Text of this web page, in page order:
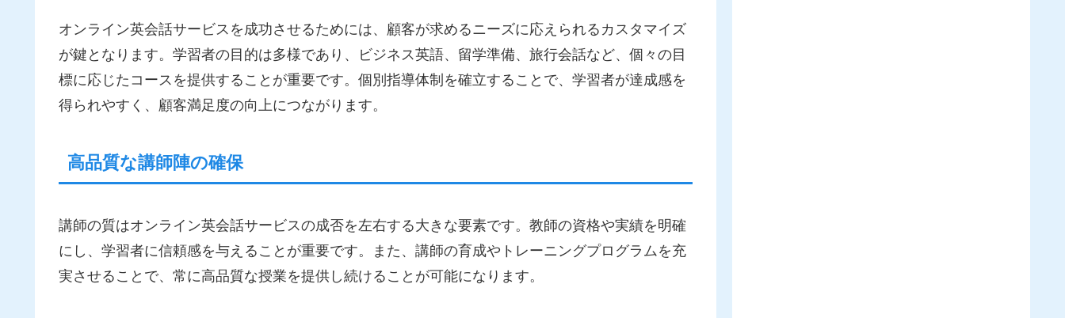
オンライン英会話サービスを成功させるためには、顧客が求めるニーズに応えられるカスタマイズ
が鍵となります。学習者の目的は多様であり、ビジネス英語、留学準備、旅行会話など、個々の目
標に応じたコースを提供することが重要です。個別指導体制を確立することで、学習者が達成感を
得られやすく、顧客満足度の向上につながります。
高品質な講師陣の確保
講師の質はオンライン英会話サービスの成否を左右する大きな要素です。教師の資格や実績を明確
にし、学習者に信頼感を与えることが重要です。また、講師の育成やトレーニングプログラムを充
実させることで、常に高品質な授業を提供し続けることが可能になります。